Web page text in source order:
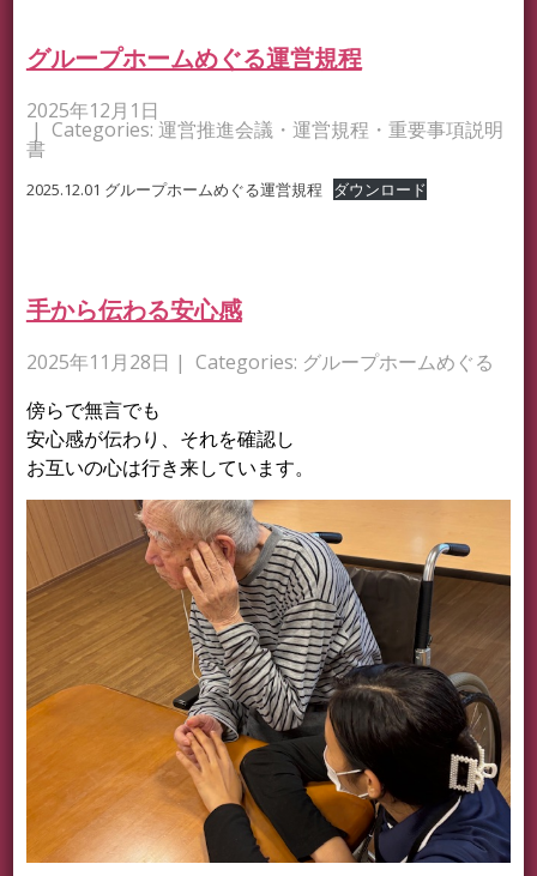
グループホームめぐる運営規程
2025年12月1日
| Categories: 運営推進会議・運営規程・重要事項説明
書
2025.12.01 グループホームめぐる運営規程 ダウンロード
手から伝わる安心感
2025年11月28日 | Categories: グループホームめぐる
傍らで無言でも
安心感が伝わり、それを確認し
お互いの心は行き来しています。